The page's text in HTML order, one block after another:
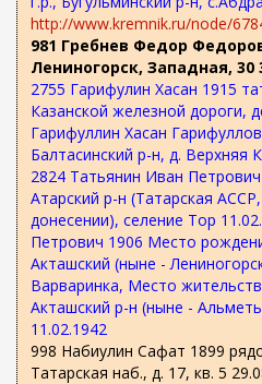
http://www.kremnik.ru/node/
981 Гребнев Федор
Лениногорск, Западная, 30
2755 Гарифулин Хасан 1915
Казанской железной дороги,
Гарифуллин Хасан
Балтасинский р-н, д. Верхняя
2824 Татьянин Иван
Атарский р-н (Татарская
донесении), селение Тор
Петрович 1906 Место
Акташский (ныне -
Варваринка, Место
Акташский р-н (ныне -
11.02.1942
998 Набиулин Сафат 1899
Татарская наб., д. 17, кв. 5